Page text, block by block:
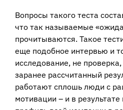
Вопросы такого теста
что так называемые
прочитываются. Такое
еще подобное интервью и
исследование, не
заранее рассчитанный
работают сплошь люди с
мотивации – и в